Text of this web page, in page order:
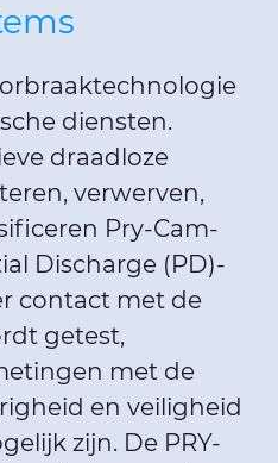
diensten.
draadloze
verwerven,
Pry-Cam-
Discharge (PD)-
contact met de
getest,
met de
en veiligheid
zijn. De PRY-